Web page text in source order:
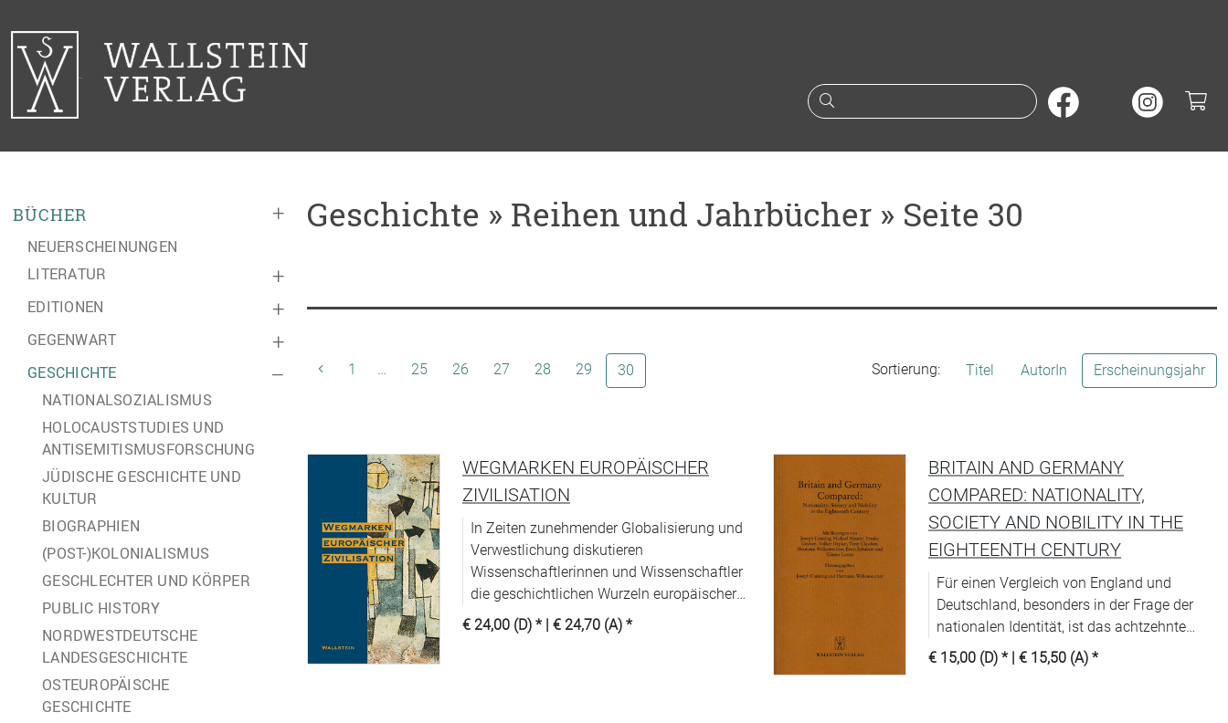
Suche nach Büchern oder
+
BÜCHER
NEUERSCHEINUNGEN
+
LITERATUR
+
EDITIONEN
+
GEGENWART
–
GESCHICHTE
NATIONALSOZIALISMUS
HOLOCAUSTSTUDIES UND
ANTISEMITISMUSFORSCHUNG
JÜDISCHE GESCHICHTE UND
KULTUR
BIOGRAPHIEN
(POST-)KOLONIALISMUS
GESCHLECHTER UND KÖRPER
PUBLIC HISTORY
NORDWESTDEUTSCHE
LANDESGESCHICHTE
OSTEUROPÄISCHE
GESCHICHTE
Geschichte » Reihen und Jahrbücher » Seite 30
1 … 25 26 27 28 29 30 Sortierung: Titel AutorIn Erscheinungsjahr
WEGMARKEN EUROPÄISCHER
ZIVILISATION
In Zeiten zunehmender Globalisierung und
Verwestlichung diskutieren
Wissenschaftlerinnen und Wissenschaftler
die geschichtlichen Wurzeln europäischer
Zivilisation.
€ 24,00 (D) * | € 24,70 (A) *
BRITAIN AND GERMANY
COMPARED: NATIONALITY,
SOCIETY AND NOBILITY IN THE
EIGHTEENTH CENTURY
Für einen Vergleich von England und
Deutschland, besonders in der Frage der
nationalen Identität, ist das achtzehnte
Jahrhundert sehr ergiebig.
€ 15,00 (D) * | € 15,50 (A) *